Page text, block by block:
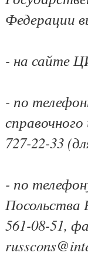
Федерации
- на сайте
- по
727-22-33
- по
Посольства
561-08-51,